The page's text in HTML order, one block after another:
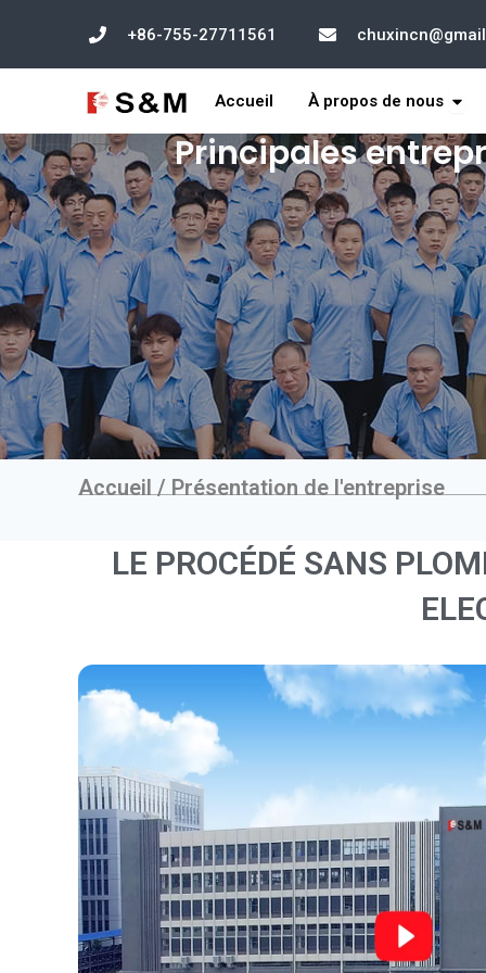
content
+86-755-27711561
Accueil À propos de nous
Principales
Accueil/Présentation de l'entreprise
LE PROCÉDÉ SANS